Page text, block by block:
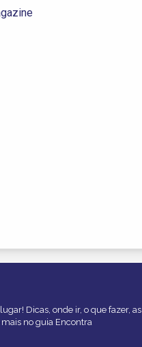
Dicas, onde ir, o que fazer, as
no guia Encontra